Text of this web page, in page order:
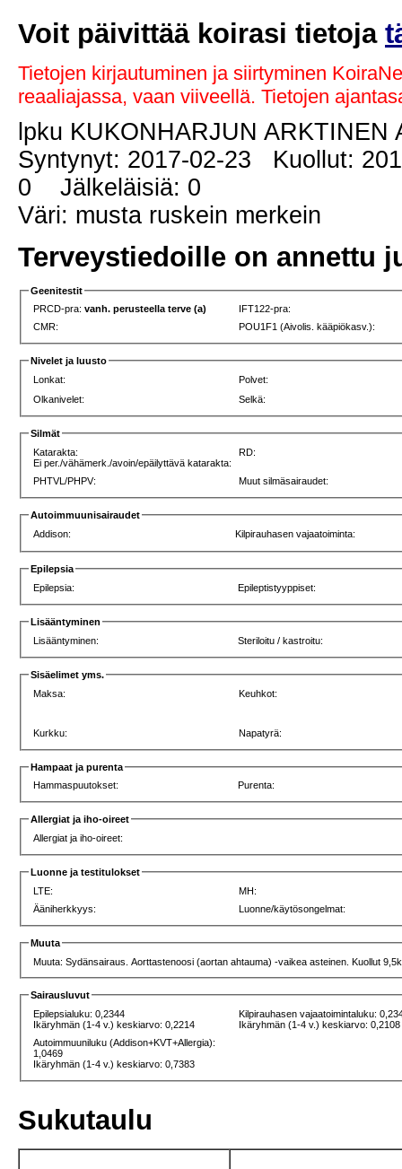
Voit päivittää koirasi tietoja
Tietojen kirjautuminen ja siirtyminen
reaaliajassa, vaan viiveellä. Tietojen
lpku KUKONHARJUN ARKTINEN
Syntynyt: 2017-02-23 Kuollut:
0 Jälkeläisiä: 0
Väri: musta ruskein merkein
Terveystiedoille on annettu
Geenitestit
PRCD-pra:vanh. perusteella terve (a)
IFT122-pra:
CMR:
POU1F1 (Aivolis. kääpiökasv.):
Nivelet ja luusto
Lonkat:
Polvet:
Olkanivelet:
Selkä:
Silmät
Katarakta:
Ei per./vähämerk./avoin/epäilyttävä katarakta:
RD:
PHTVL/PHPV: Muut silmäsairaudet:
Autoimmuunisairaudet
Addison:
Kilpirauhasen vajaatoiminta:
Epilepsia
Epilepsia:
Epileptistyyppiset:
Lisääntyminen
Lisääntyminen:
Steriloitu / kastroitu:
Sisäelimet yms.
Maksa:
Keuhkot:
Kurkku: Napatyrä:
Hampaat ja purenta
Hammaspuutokset:
Purenta:
Allergiat ja iho-oireet
Allergiat ja iho-oireet:
Luonne ja testitulokset
LTE:
MH:
Ääniherkkyys:
Luonne/käytösongelmat:
Muuta
Muuta: Sydänsairaus. Aorttastenoosi (aortan ahtauma) -vaikea asteinen. Kuollut
Sairausluvut
Epilepsialuku: 0,2344
Ikäryhmän (1-4 v.) keskiarvo: 0,2214
Kilpirauhasen vajaatoimintaluku:
Ikäryhmän (1-4 v.) keskiarvo: 0,2108
Autoimmuuniluku (Addison+KVT+Allergia):
1,0469
Ikäryhmän (1-4 v.) keskiarvo: 0,7383
Sukutaulu